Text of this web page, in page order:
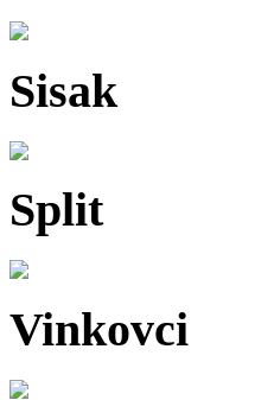
Sisak
Split
Vinkovci